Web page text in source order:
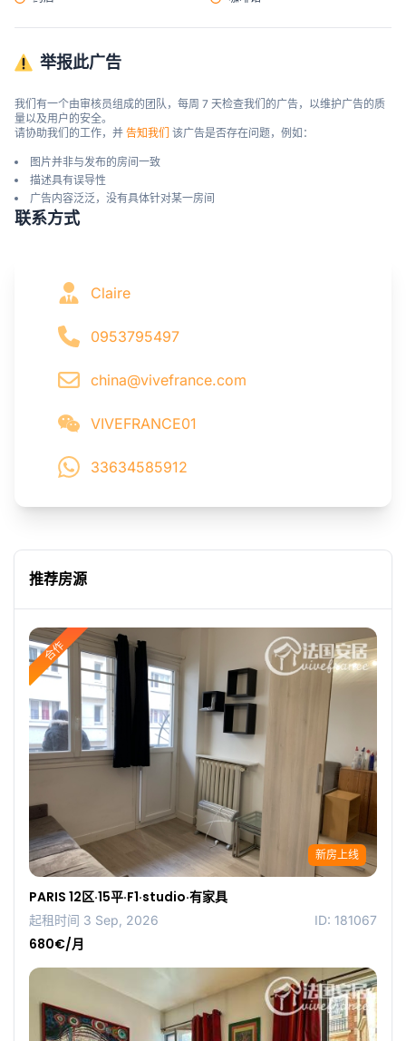
举报此广告
我们有一个由审核员组成的团队，每周 7 天检查我们的广告，以维护广告的质
量以及用户的安全。
请协助我们的工作，并 告知我们 该广告是否存在问题，例如：
图片并非与发布的房间一致
描述具有误导性
广告内容泛泛，没有具体针对某一房间
联系方式
Claire
0953795497
china@vivefrance.com
VIVEFRANCE01
33634585912
推荐房源
合作
新房上线
PARIS 12区·15平·F1·studio·有家具
起租时间 3 Sep, 2026 ID: 181067
680€/月